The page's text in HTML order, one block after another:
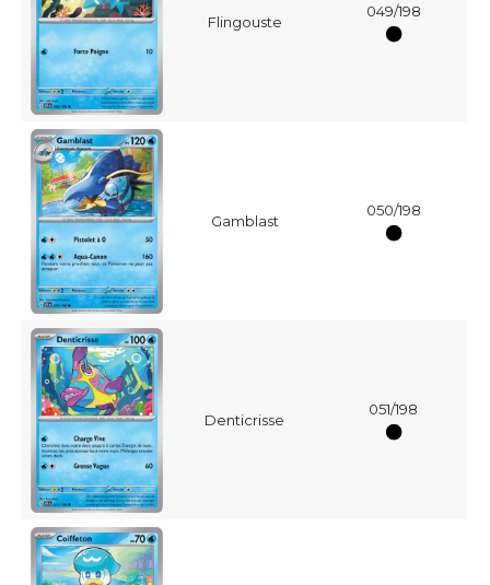
Flingouste
049/198
Gamblast
050/198
Denticrisse
051/198